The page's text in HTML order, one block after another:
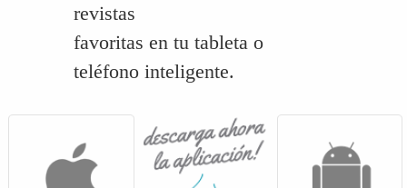
revistas
favoritas en tu tableta o
teléfono inteligente.